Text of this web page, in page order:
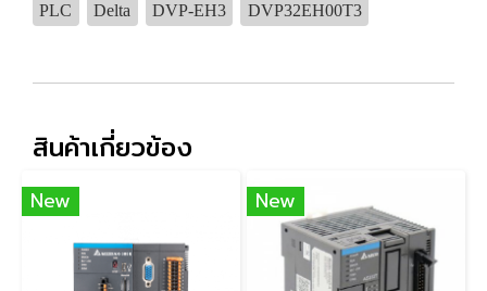
PLC Delta DVP-EH3 DVP32EH00T3
สินค้าเกี่ยวข้อง
New New